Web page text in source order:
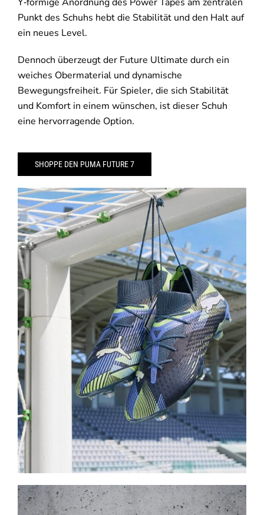
Punkt des Schuhs hebt die Stabilität und den Halt auf
ein neues Level.
Dennoch überzeugt der Future Ultimate durch ein
weiches Obermaterial und dynamische
Bewegungsfreiheit. Für Spieler, die sich Stabilität
und Komfort in einem wünschen, ist dieser Schuh
eine hervorragende Option.
SHOPPE DEN PUMA FUTURE 7